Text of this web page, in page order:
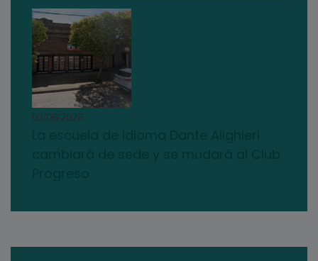
03/08/2026